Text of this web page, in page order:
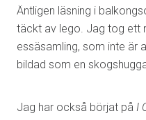
Äntligen läsning i
täckt av lego. Jag tog ett
essäsamling, som inte är
bildad som en
Jag har också börjat på I